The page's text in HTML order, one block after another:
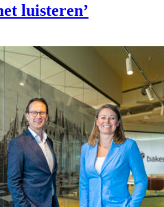
luisteren’